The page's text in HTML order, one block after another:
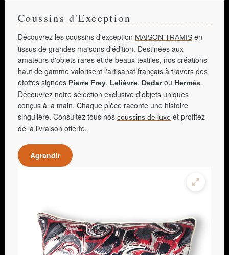
Coussins d'Exception
Découvrez les coussins d'exception MAISON TRAMIS en
tissus de grandes maisons d'édition. Destinées aux
amateurs d'objets rares et de beaux textiles, nos créations
haut de gamme valorisent l'artisanat français à travers des
étoffes signées Pierre Frey, Lelièvre, Dedarou Hermès.
Découvrez notre sélection exclusive d'objets uniques
conçus à la main. Chaque pièce raconte une histoire
singulière. Consultez tous nos coussins de luxe et profitez
de la livraison offerte.
Agrandir